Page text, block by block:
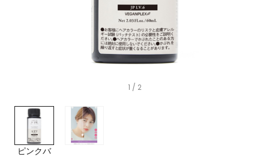
1 / 2
ピンクバ